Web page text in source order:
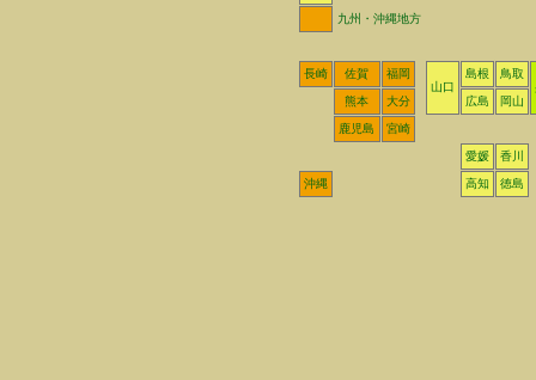
九州・沖縄地方
長崎 佐賀
福岡
山口
島根
鳥取
熊本
大分 広島 岡山
鹿児島 宮崎
愛媛 香川
沖縄 高知 徳島